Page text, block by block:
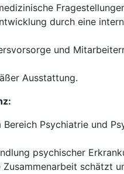
durch eine
und
Ausstattung.
Psychiatrie und
psychischer
schätzt